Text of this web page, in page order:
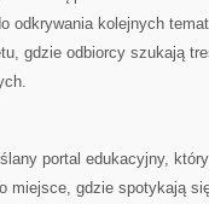
odkrywania kolejnych
gdzie odbiorcy szukają
portal edukacyjny,
miejsce, gdzie spotykają